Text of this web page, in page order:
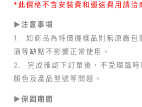
*此價格不含安裝費和運送費用請洽
►注意事項
1. 如商品為特價擺樣品則無原廠包
漬等缺點不影響正常使用。
2. 完成確認下訂單後，不受理臨時
顏色及產品型號等問題。
►保固期間